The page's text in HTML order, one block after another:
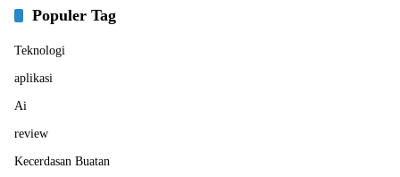
Populer Tag
Teknologi
aplikasi
Ai
review
Kecerdasan Buatan